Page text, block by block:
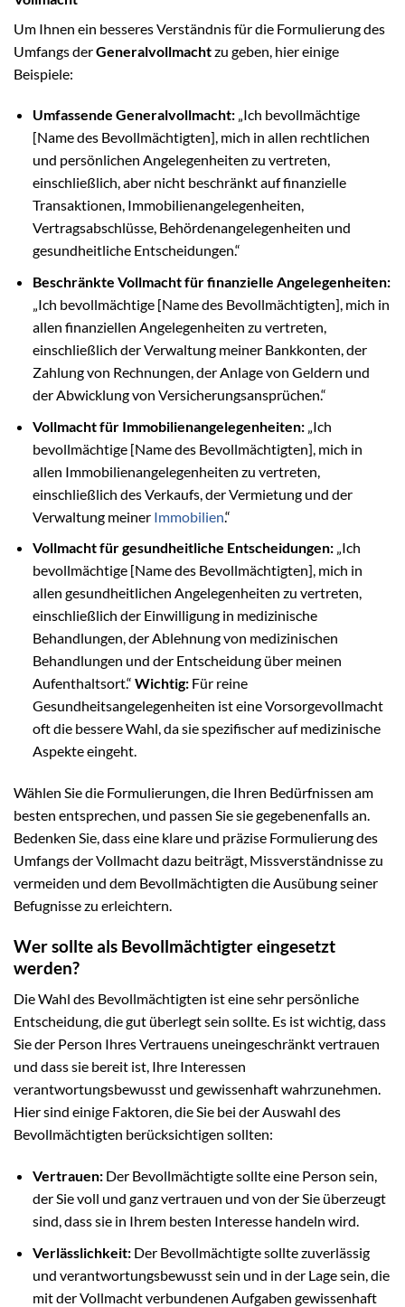
Um Ihnen ein besseres Verständnis für die Formulierung des
Umfangs derGeneralvollmachtzu geben, hier einige
Beispiele:
Umfassende Generalvollmacht:„Ich bevollmächtige
[Name des Bevollmächtigten], mich in allen rechtlichen
und persönlichen Angelegenheiten zu vertreten,
einschließlich, aber nicht beschränkt auf finanzielle
Transaktionen, Immobilienangelegenheiten,
Vertragsabschlüsse, Behördenangelegenheiten und
gesundheitliche Entscheidungen.“
Beschränkte Vollmacht für finanzielle Angelegenheiten:
„Ich bevollmächtige [Name des Bevollmächtigten], mich in
allen finanziellen Angelegenheiten zu vertreten,
einschließlich der Verwaltung meiner Bankkonten, der
Zahlung von Rechnungen, der Anlage von Geldern und
der Abwicklung von Versicherungsansprüchen.“
Vollmacht für Immobilienangelegenheiten:„Ich
bevollmächtige [Name des Bevollmächtigten], mich in
allen Immobilienangelegenheiten zu vertreten,
einschließlich des Verkaufs, der Vermietung und der
Verwaltung meiner Immobilien.“
Vollmacht für gesundheitliche Entscheidungen:„Ich
bevollmächtige [Name des Bevollmächtigten], mich in
allen gesundheitlichen Angelegenheiten zu vertreten,
einschließlich der Einwilligung in medizinische
Behandlungen, der Ablehnung von medizinischen
Behandlungen und der Entscheidung über meinen
Aufenthaltsort.“ Wichtig:Für reine
Gesundheitsangelegenheiten ist eine Vorsorgevollmacht
oft die bessere Wahl, da sie spezifischer auf medizinische
Aspekte eingeht.
Wählen Sie die Formulierungen, die Ihren Bedürfnissen am
besten entsprechen, und passen Sie sie gegebenenfalls an.
Bedenken Sie, dass eine klare und präzise Formulierung des
Umfangs der Vollmacht dazu beiträgt, Missverständnisse zu
vermeiden und dem Bevollmächtigten die Ausübung seiner
Befugnisse zu erleichtern.
Wer sollte als Bevollmächtigter eingesetzt
werden?
Die Wahl des Bevollmächtigten ist eine sehr persönliche
Entscheidung, die gut überlegt sein sollte. Es ist wichtig, dass
Sie der Person Ihres Vertrauens uneingeschränkt vertrauen
und dass sie bereit ist, Ihre Interessen
verantwortungsbewusst und gewissenhaft wahrzunehmen.
Hier sind einige Faktoren, die Sie bei der Auswahl des
Bevollmächtigten berücksichtigen sollten:
Vertrauen:Der Bevollmächtigte sollte eine Person sein,
der Sie voll und ganz vertrauen und von der Sie überzeugt
sind, dass sie in Ihrem besten Interesse handeln wird.
Verlässlichkeit:Der Bevollmächtigte sollte zuverlässig
und verantwortungsbewusst sein und in der Lage sein, die
mit der Vollmacht verbundenen Aufgaben gewissenhaft